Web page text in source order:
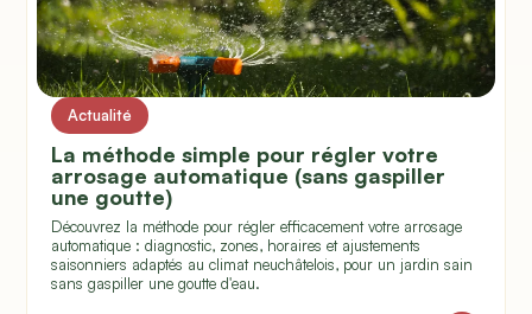
Actualité
La méthode simple pour régler votre
arrosage automatique (sans gaspiller
une goutte)
Découvrez la méthode pour régler efficacement votre arrosage
automatique : diagnostic, zones, horaires et ajustements
saisonniers adaptés au climat neuchâtelois, pour un jardin sain
sans gaspiller une goutte d'eau.